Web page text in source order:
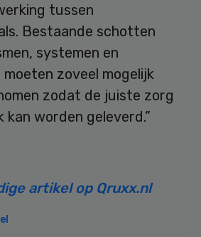
tussen
Bestaande schotten
systemen en
zoveel mogelijk
zodat de juiste zorg
kan worden geleverd.”
artikel op Qruxx.nl